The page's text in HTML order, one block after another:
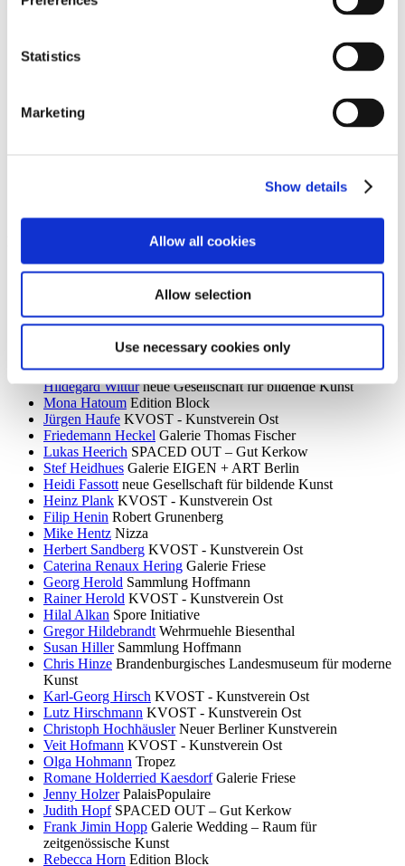
Statistics
Marketing
Show details
Allow all cookies
Allow selection
Use necessary cookies only
Monika Grabuschnigg
SPACED OUT – Gut Kerkow
Isabelle Graeff
Martin Groß
Kunstraum Kreuzberg/Bethanien
KVOST - Kunstverein Ost
Robert Haas Haus am Waldsee
Galerie Nordenhake
Villa Schöningen
Richard Hamilton Edition Block
KVOST - Kunstverein Ost
Harald Krainer, Lutz Marx, Herbert Meyer, Veronika Patzuda,
Hildegard Wittur neue Gesellschaft für bildende Kunst
Mona Hatoum Edition Block
Jürgen Haufe KVOST - Kunstverein Ost
Friedemann Heckel Galerie Thomas Fischer
Lukas Heerich SPACED OUT – Gut Kerkow
Stef Heidhues Galerie EIGEN + ART Berlin
Heidi Fassott neue Gesellschaft für bildende Kunst
Heinz Plank KVOST - Kunstverein Ost
Filip Henin Robert Grunenberg
Mike Hentz Nizza
Herbert Sandberg KVOST - Kunstverein Ost
Caterina Renaux Hering Galerie Friese
Georg Herold Sammlung Hoffmann
Rainer Herold KVOST - Kunstverein Ost
Hilal Alkan Spore Initiative
Gregor Hildebrandt Wehrmuehle Biesenthal
Susan Hiller Sammlung Hoffmann
Chris Hinze Brandenburgisches Landesmuseum für moderne
Kunst
Karl-Georg Hirsch KVOST - Kunstverein Ost
Lutz Hirschmann KVOST - Kunstverein Ost
Christoph Hochhäusler Neuer Berliner Kunstverein
Veit Hofmann KVOST - Kunstverein Ost
Olga Hohmann Tropez
Romane Holderried Kaesdorf Galerie Friese
Jenny Holzer PalaisPopulaire
Judith Hopf SPACED OUT – Gut Kerkow
Frank Jimin Hopp Galerie Wedding – Raum für
zeitgenössische Kunst
Rebecca Horn Edition Block